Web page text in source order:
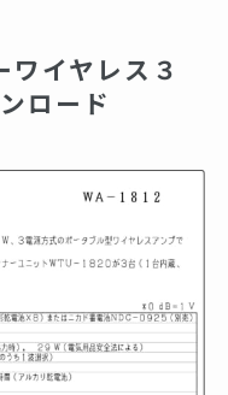
イヤレス３
ロード